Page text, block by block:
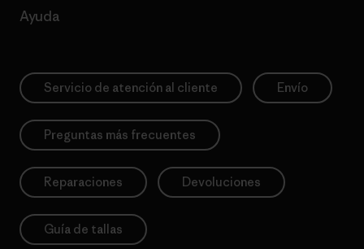
Ayuda
Servicio de atención al cliente Envío
Preguntas más frecuentes
Reparaciones Devoluciones
Guía de tallas